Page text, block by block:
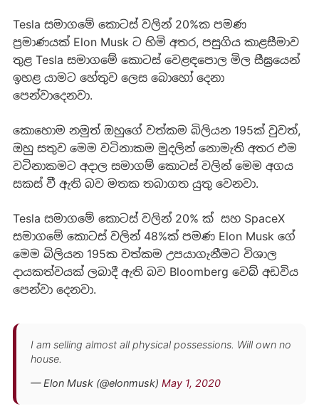
Tesla සමාගමේ කොටස් වලින් 20%ක පමණ
ප්‍රමාණයක් Elon Musk ට හිමි අතර, පසුගිය කාළසීමාව
තුළ Tesla සමාගමේ කොටස් වෙළඳපොල මිල සීඝ්‍රයෙන්
ඉහළ යාමට හේතුව ලෙස බොහෝ දෙනා
පෙන්වාදෙනවා.
කොහොම නමුත් ඔහුගේ වත්කම බිලියන 195ක් වුවත්,
ඔහු සතුව මෙම වටිනාකම මුදලින් නොමැති අතර එම
වටිනාකමට අදාල සමාගම් කොටස් වලින් මෙම අගය
සකස් වී ඇති බව මතක තබාගත යුතු වෙනවා.
Tesla සමාගමේ ‍කොටස් වලින් 20% ක් සහ SpaceX
සමාගමේ කොටස් වලින් 48%ක් පමණ Elon Musk ගේ
මෙම බිලියන 195ක වත්කම උපයාගැනීමට විශාල
දායකත්වයක් ලබාදී ඇති බව Bloomberg වෙබ් අඩවිය
පෙන්වා දෙනවා.
I am selling almost all physical possessions. Will own no
house.
— Elon Musk (@elonmusk) May 1, 2020